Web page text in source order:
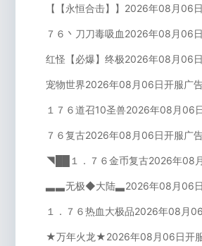
【【永恒合击】】2026年08月06
７６丶刀刀毒吸血2026年08月06
红怪【必爆】终极2026年08月06
宠物世界2026年08月06日开服广
１７６道召10圣兽2026年08月06
７６复古2026年08月06日开服广
◥██１．７６金币复古2026年08
▃▃无极◆大陆▃2026年08月06日
１．７６热血大极品2026年08月
★万年火龙★2026年08月06日开